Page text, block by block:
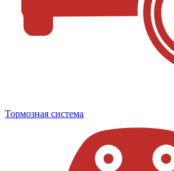
Тормозная система